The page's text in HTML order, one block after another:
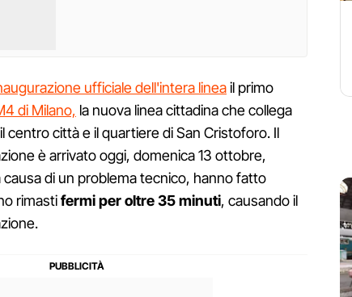
ufficiale dell'intera lineail primo
di Milano, la nuova linea cittadina che collega
centro città e il quartiere di San Cristoforo. Il
è arrivato oggi, domenica 13 ottobre,
di un problema tecnico, hanno fatto
rimastifermi per oltre 35 minuti, causando il